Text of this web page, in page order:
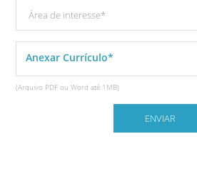
Anexar Currículo*
(Arquivo PDF ou Word até 1MB)
ENVIAR